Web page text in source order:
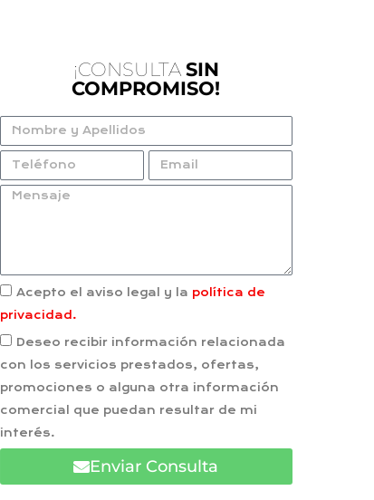
¡CONSULTA SIN
COMPROMISO!
Acepto el aviso legal y la política de
privacidad.
Deseo recibir información relacionada
con los servicios prestados, ofertas,
promociones o alguna otra información
comercial que puedan resultar de mi
interés.
Enviar Consulta